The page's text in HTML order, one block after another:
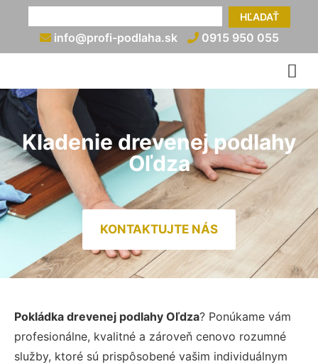
HĽADAŤ
info@profi-podlaha.sk 0915 950 055
Kladenie drevenej podlahy
Oľdza
KONTAKTUJTE NÁS
Pokládka drevenej podlahy Oľdza? Ponúkame vám
profesionálne, kvalitné a zároveň cenovo rozumné
služby, ktoré sú prispôsobené vašim individuálnym